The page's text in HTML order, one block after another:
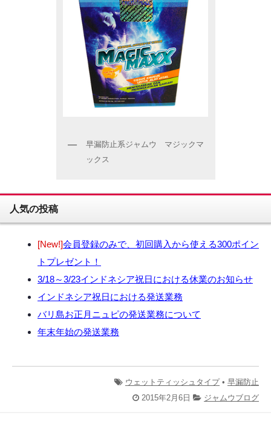
早漏防止系ジャムウ マジックマ
ックス
人気の投稿
[New!]会員登録のみで、初回購入から使える300ポイン
トプレゼント！
3/18～3/23インドネシア祝日における休業のお知らせ
インドネシア祝日における発送業務
バリ島お正月ニュピの発送業務について
年末年始の発送業務
ウェットティッシュタイプ• 早漏防止
2015年2月6日
ジャムウブログ